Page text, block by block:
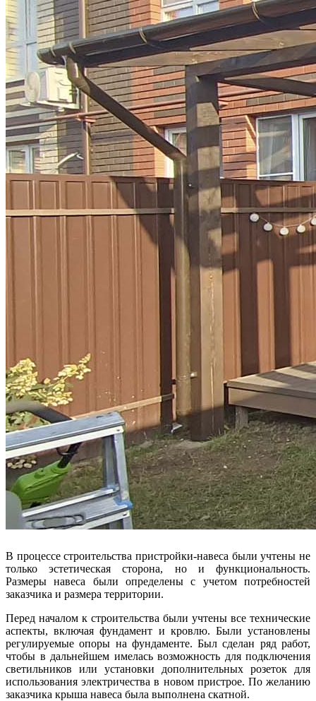
В процессе строительства пристройки-навеса были учтены не
только эстетическая сторона, но и функциональность.
Размеры навеса были определены с учетом потребностей
заказчика и размера территории.
Перед началом к строительства были учтены все технические
аспекты, включая фундамент и кровлю. Были установлены
регулируемые опоры на фундаменте. Был сделан ряд работ,
чтобы в дальнейшем имелась возможность для подключения
светильников или установки дополнительных розеток для
использования электричества в новом пристрое. По желанию
заказчика крыша навеса была выполнена скатной.